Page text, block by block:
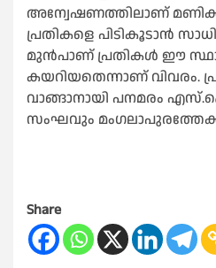
അന്വേഷണത്തിലാണ്
പ്രതികളെ പിടികൂടാന്‍
മുന്‍പാണ് പ്രതികള്‍ ഈ
കയറിയതെന്നാണ് വിവരം.
വാങ്ങാനായി പനമരം
സംഘവും മംഗലാപുരത്തേക്ക്
Share